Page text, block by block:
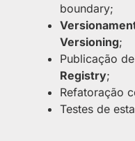
boundary;
Versioning;
Publicação
Registry;
Refatoração
Testes de